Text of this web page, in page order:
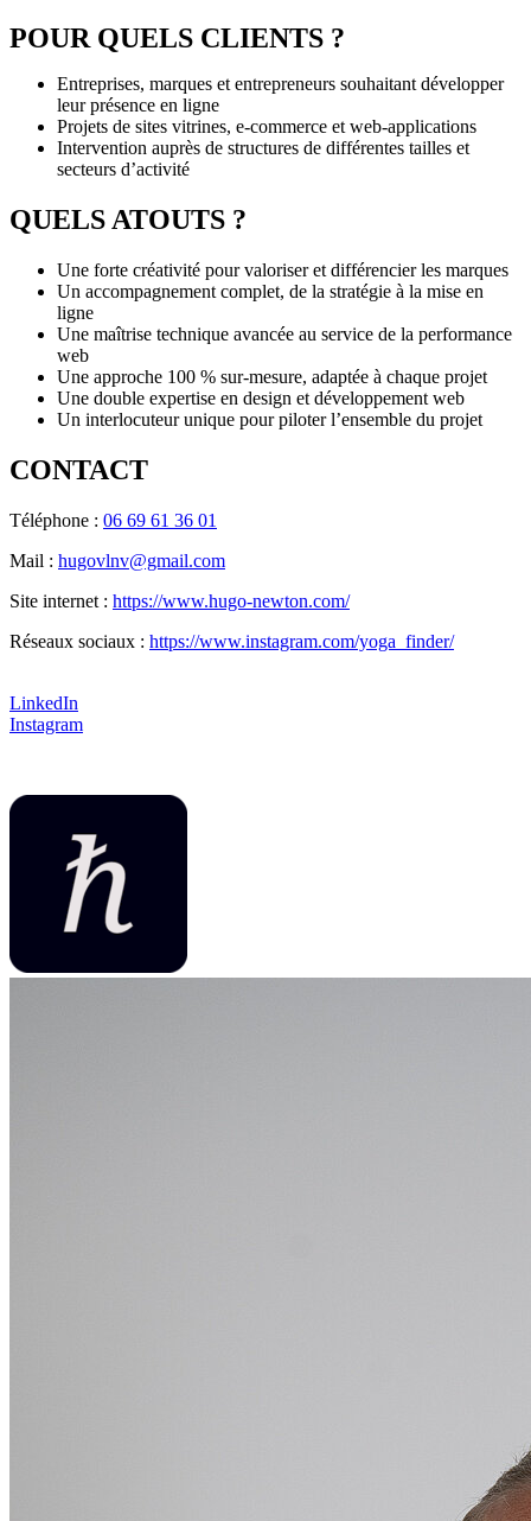
POUR QUELS CLIENTS ?
Entreprises, marques et entrepreneurs souhaitant développer
leur présence en ligne
Projets de sites vitrines, e-commerce et web-applications
Intervention auprès de structures de différentes tailles et
secteurs d’activité
QUELS ATOUTS ?
Une forte créativité pour valoriser et différencier les marques
Un accompagnement complet, de la stratégie à la mise en
ligne
Une maîtrise technique avancée au service de la performance
web
Une approche 100 % sur-mesure, adaptée à chaque projet
Une double expertise en design et développement web
Un interlocuteur unique pour piloter l’ensemble du projet
CONTACT
Téléphone : 06 69 61 36 01
Mail : hugovlnv@gmail.com
Site internet : https://www.hugo-newton.com/
Réseaux sociaux : https://www.instagram.com/yoga_finder/
LinkedIn
Instagram